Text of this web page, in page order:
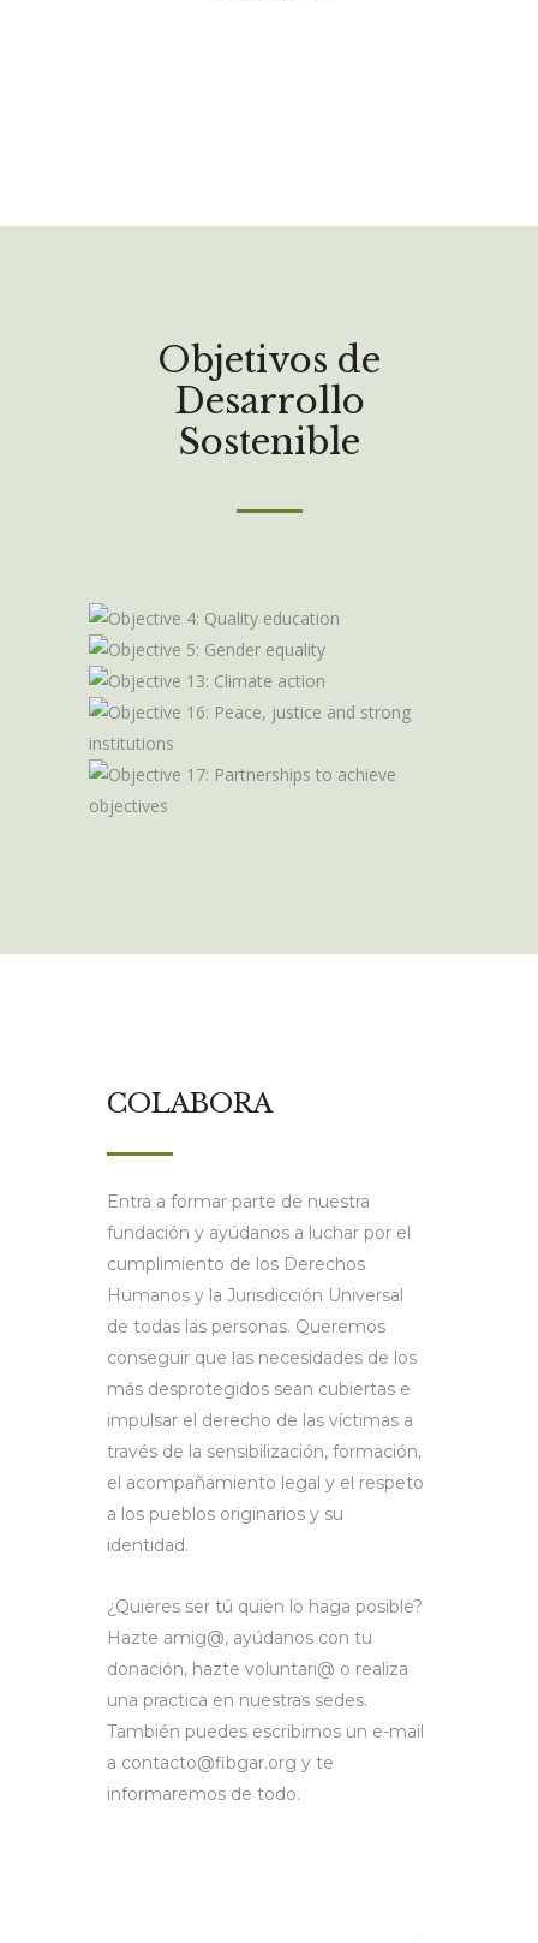
Objetivos de
Desarrollo
Sostenible
COLABORA
Entra a formar parte de nuestra
fundación y ayúdanos a luchar por el
cumplimiento de los Derechos
Humanos y la Jurisdicción Universal
de todas las personas. Queremos
conseguir que las necesidades de los
más desprotegidos sean cubiertas e
impulsar el derecho de las víctimas a
través de la sensibilización, formación,
el acompañamiento legal y el respeto
a los pueblos originarios y su
identidad.
¿Quieres ser tú quien lo haga posible?
Hazte amig@, ayúdanos con tu
donación, hazte voluntari@ o realiza
una practica en nuestras sedes.
También puedes escribirnos un e-mail
a contacto@fibgar.org y te
informaremos de todo.